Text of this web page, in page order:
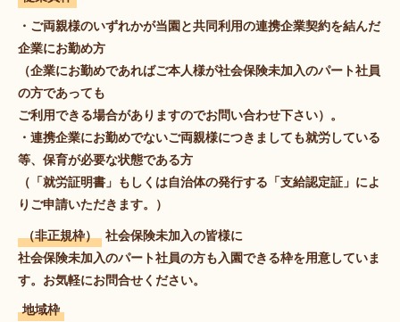
・ご両親様のいずれかが当園と共同利用の連携企業契約を結んだ
企業にお勤め⽅
（企業にお勤めであればご本人様が社会保険未加入のパート社員
の⽅であっても
ご利用できる場合がありますのでお問い合わせ下さい）。
・連携企業にお勤めでないご両親様につきましても就労している
等、保育が必要な状態である⽅
（「就労証明書」もしくは自治体の発行する「支給認定証」によ
りご申請いただきます。）
（非正規枠） 社会保険未加入の皆様に
社会保険未加入のパート社員の方も入園できる枠を用意していま
す。お気軽にお問合せください。
地域枠